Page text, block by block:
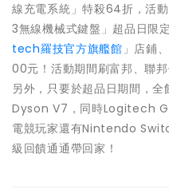
線充電系統」特殺64折，活
3無線機械式鍵盤」超品日限
tech羅技官方旗艦館」店鋪
00元！活動期間刷富邦、聯
另外，只要於超品日期間，
Dyson V7，同時Logitech G
電競玩家還有Nintendo
級回饋通通帶回家！